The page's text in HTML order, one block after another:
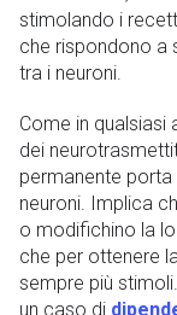
stimolando i
che rispondono a
tra i neuroni.
Come in
dei
permanente
neuroni. Implica
o modifichino la
che per ottenere
sempre più
un caso di